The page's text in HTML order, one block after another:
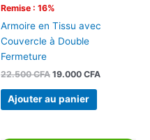
Remise : 16%
Armoire en Tissu avec
Couvercle à Double
Fermeture
22.500CFA 19.000 CFA
Ajouter au panier